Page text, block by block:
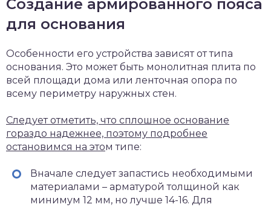
Создание армированного пояса
для основания
Особенности его устройства зависят от типа
основания. Это может быть монолитная плита по
всей площади дома или ленточная опора по
всему периметру наружных стен.
Следует отметить, что сплошное основание
гораздо надежнее, поэтому подробнее
остановимся на этом типе:
Вначале следует запастись необходимыми
материалами – арматурой толщиной как
минимум 12 мм, но лучше 14-16. Для